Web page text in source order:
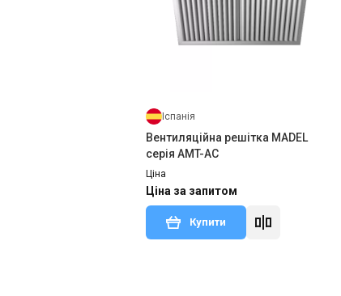
Іспанія
Вентиляційна решітка MADEL
серія AMT-AC
Ціна
Ціна за запитом
Купити